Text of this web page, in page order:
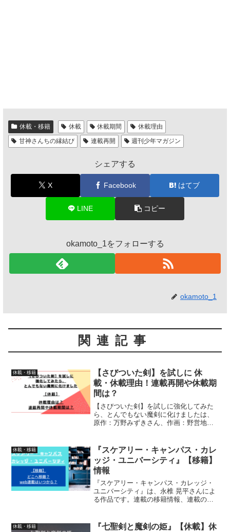
休載・移籍 休載 休載期間
休載理由
甘神さんちの縁結び
連載再開 週刊少年マガジン
シェアする
X Facebook はてブ
LINE コピー
okamoto_1をフォローする
okamoto_1
関連記事
休載・移籍
【さびついた剣】を試しに 休
載・休載理由！連載再開や休載期
間は？
【さびついた剣】を試しに強化してみた
ら、とんでもない魔剣に化けましたは、
原作：万野みずきさん、作画：野営地さ
画の休載・休載理由、連載再開と休載期
間について、詳しく紹介し...
休載・移籍
『スケアリー・キャンパス・カレ
ッジ・ユニバーシティ』【移籍】
情報
『スケアリー・キャンパス・カレッジ・
ユニバーシティ』は、永椎 晃平さんによ
る作品です。連載の移籍情報、連載の移
ます
休載・移籍
『七聖剣と魔剣の姫』【休載】休